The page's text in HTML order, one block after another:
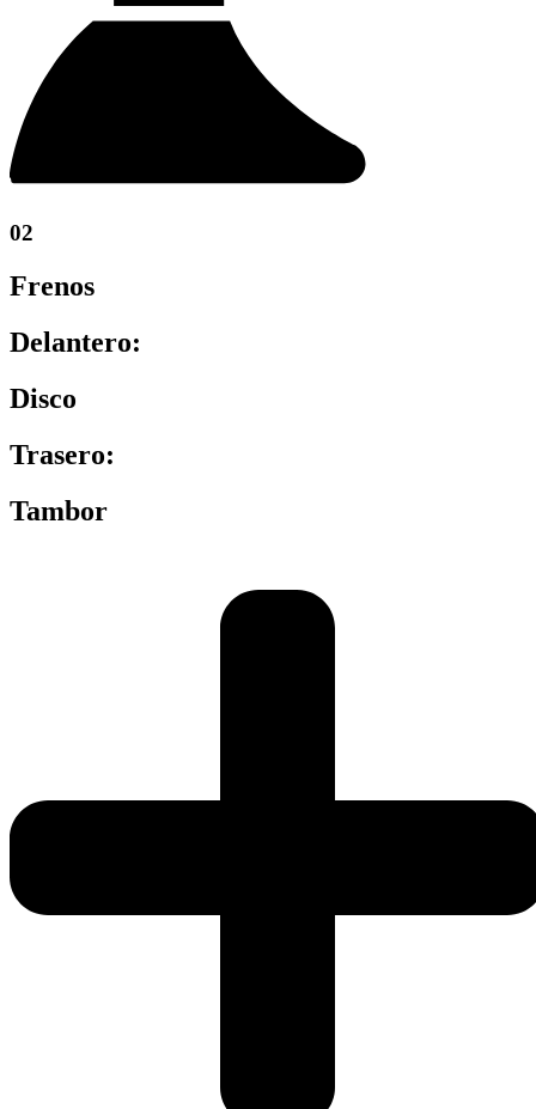
02
Frenos
Delantero:
Disco
Trasero:
Tambor